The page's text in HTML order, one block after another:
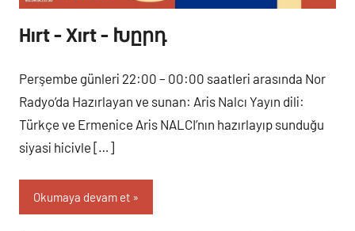
PerşembeProgramlar
Hırt - Xırt - Խըրդ
Perşembe günleri 22:00 – 00:00 saatleri arasında Nor
Radyo’da Hazırlayan ve sunan: Aris Nalcı Yayın dili:
Türkçe ve Ermenice Aris NALCI’nın hazırlayıp sunduğu
siyasi hicivle […]
Okumaya devam et